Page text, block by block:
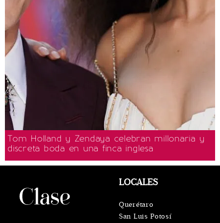
Tom Holland y Zendaya celebran millonaria y
discreta boda en una finca inglesa
LOCALES
Querétaro
San Luis Potosí